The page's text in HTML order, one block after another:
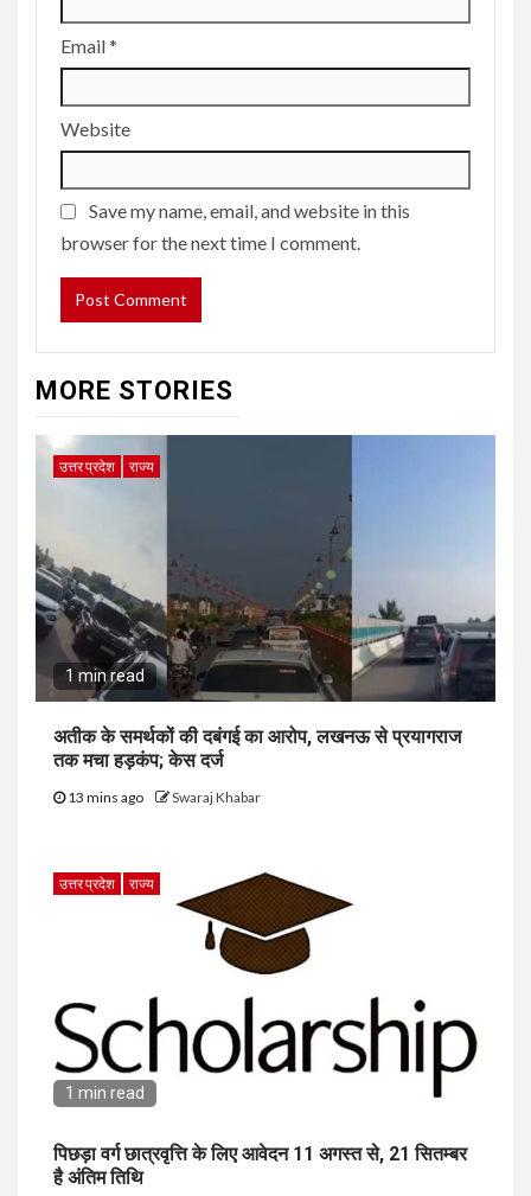
Email*
Website
Save my name, email, and website in this
browser for the next time I comment.
MORE STORIES
उत्तर प्रदेश राज्य
1 min read
अतीक के समर्थकों की दबंगई का आरोप, लखनऊ से प्रयागराज
तक मचा हड़कंप; केस दर्ज
13 mins ago Swaraj Khabar
उत्तर प्रदेश राज्य
1 min read
पिछड़ा वर्ग छात्रवृत्ति के लिए आवेदन 11 अगस्त से, 21 सितम्बर
है अंतिम तिथि